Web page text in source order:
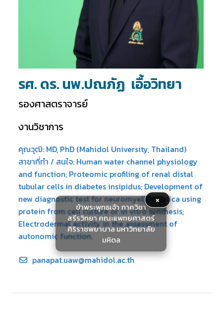
×
ข้าพระพุทธเจ้า ภาควิชา
สรีรวิทยา คณะแพทยศาสตร์
ศิริราชพยาบาล มหาวิทยาลัย
มหิดล
รศ. ดร. นพ.ปณภัฏ เอื้อวิทยา
รองศาสตราจารย์
งานวิชาการ
คุณวุฒิ: MD, PhD (Mahidol University, Thailand)
สาขาที่ทำ / สนใจ: Human water channel physiology
and function; Proteomic profiling of renal distal
tubular cells in diabetes insipidus; Development of
new diagnostic test for neuromyelitis optica using
protein from cell culture or in vitro synthesis;
Electrodermal activity in the assessment of
autonomic function.
panapat.uaw@mahidol.ac.th